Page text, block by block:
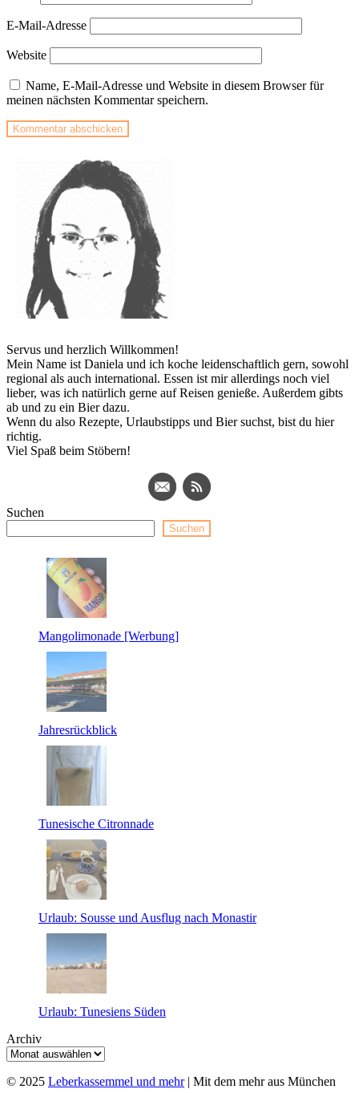
E-Mail-Adresse
Website
Name, E-Mail-Adresse und Website in diesem Browser für
meinen nächsten Kommentar speichern.
Servus und herzlich Willkommen!
Mein Name ist Daniela und ich koche leidenschaftlich gern, sowohl
regional als auch international. Essen ist mir allerdings noch viel
lieber, was ich natürlich gerne auf Reisen genieße. Außerdem gibts
ab und zu ein Bier dazu.
Wenn du also Rezepte, Urlaubstipps und Bier suchst, bist du hier
richtig.
Viel Spaß beim Stöbern!
Suchen
Suchen
Mangolimonade [Werbung]
Jahresrückblick
Tunesische Citronnade
Urlaub: Sousse und Ausflug nach Monastir
Urlaub: Tunesiens Süden
Archiv
© 2025 Leberkassemmel und mehr| Mit dem mehr aus München